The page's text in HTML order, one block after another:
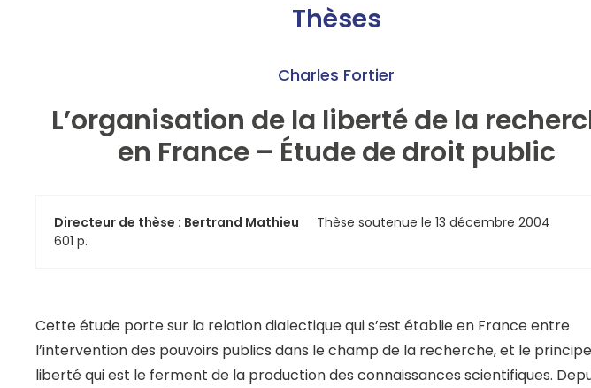
Thèses
Charles Fortier
L’organisation de la liberté de la
en France – Étude de droit public
Directeur de thèse : Bertrand Mathieu
Thèse soutenue le 13 décembre 2004
601 p.
Cette étude porte sur la relation dialectique qui s’est établie en France entre
l’intervention des pouvoirs publics dans le champ de la recherche, et le
liberté qui est le ferment de la production des connaissances scientifiques.